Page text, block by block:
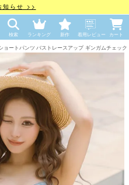
知らせ >>
検索 ランキング 新作 着用レビュー カート
ョートパンツ バストレースアップ ギンガムチェ